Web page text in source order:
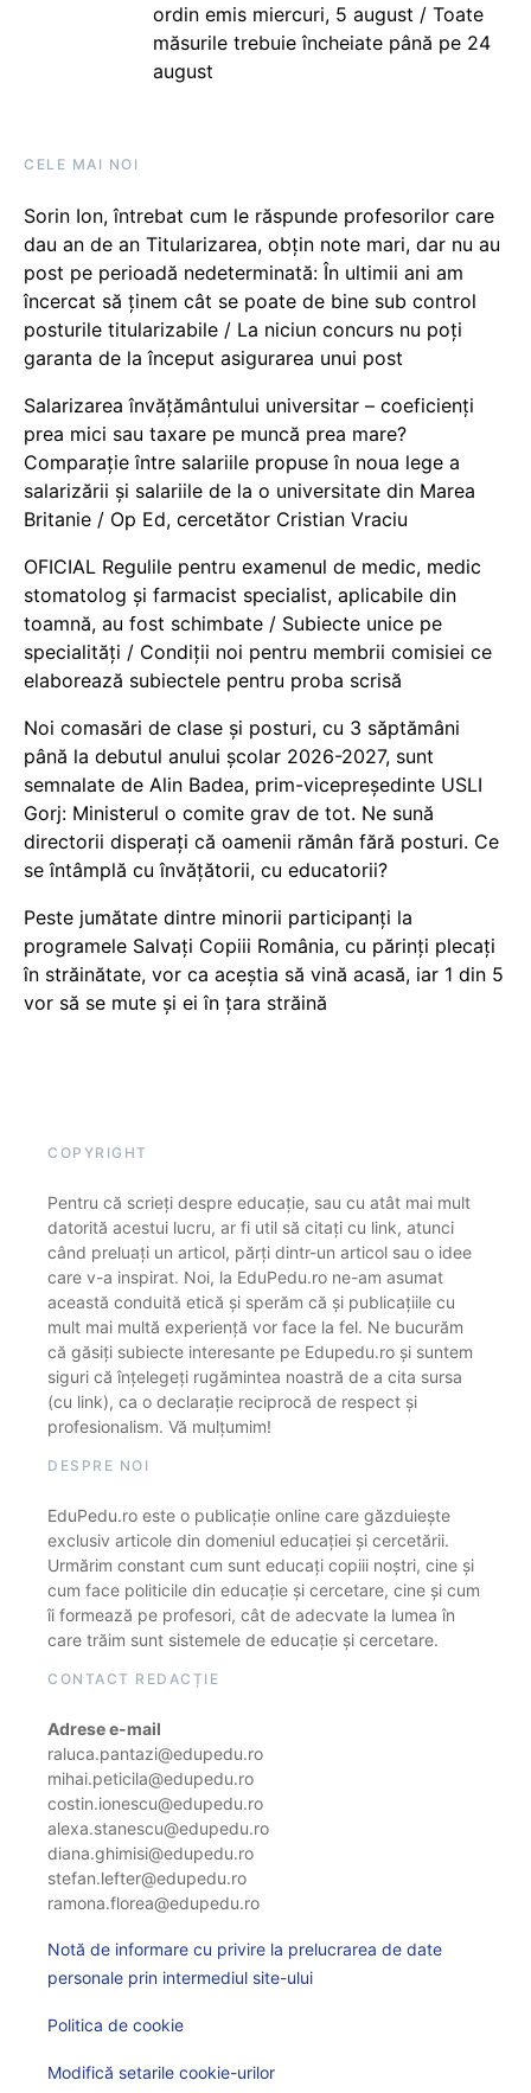
ordin emis miercuri, 5 august / Toate
măsurile trebuie încheiate până pe 24
august
CELE MAI NOI
Sorin Ion, întrebat cum le răspunde profesorilor care
dau an de an Titularizarea, obțin note mari, dar nu au
post pe perioadă nedeterminată: În ultimii ani am
încercat să ținem cât se poate de bine sub control
posturile titularizabile / La niciun concurs nu poți
garanta de la început asigurarea unui post
Salarizarea învățământului universitar – coeficienți
prea mici sau taxare pe muncă prea mare?
Comparație între salariile propuse în noua lege a
salarizării și salariile de la o universitate din Marea
Britanie / Op Ed, cercetător Cristian Vraciu
OFICIAL Regulile pentru examenul de medic, medic
stomatolog și farmacist specialist, aplicabile din
toamnă, au fost schimbate / Subiecte unice pe
specialități / Condiții noi pentru membrii comisiei ce
elaborează subiectele pentru proba scrisă
Noi comasări de clase și posturi, cu 3 săptămâni
până la debutul anului școlar 2026-2027, sunt
semnalate de Alin Badea, prim-vicepreședinte USLI
Gorj: Ministerul o comite grav de tot. Ne sună
directorii disperați că oamenii rămân fără posturi. Ce
se întâmplă cu învățătorii, cu educatorii?
Peste jumătate dintre minorii participanți la
programele Salvați Copiii România, cu părinți plecați
în străinătate, vor ca aceștia să vină acasă, iar 1 din 5
vor să se mute și ei în țara străină
COPYRIGHT
Pentru că scrieți despre educație, sau cu atât mai mult
datorită acestui lucru, ar fi util să citați cu link, atunci
când preluați un articol, părți dintr-un articol sau o idee
care v-a inspirat. Noi, la EduPedu.ro ne-am asumat
această conduită etică și sperăm că și publicațiile cu
mult mai multă experiență vor face la fel. Ne bucurăm
că găsiți subiecte interesante pe Edupedu.ro și suntem
siguri că înțelegeți rugămintea noastră de a cita sursa
(cu link), ca o declarație reciprocă de respect și
profesionalism. Vă mulțumim!
DESPRE NOI
EduPedu.ro este o publicație online care găzduiește
exclusiv articole din domeniul educației și cercetării.
Urmărim constant cum sunt educați copiii noștri, cine și
cum face politicile din educație și cercetare, cine și cum
îi formează pe profesori, cât de adecvate la lumea în
care trăim sunt sistemele de educație și cercetare.
CONTACT REDACȚIE
Adrese e-mail
raluca.pantazi@edupedu.ro
mihai.peticila@edupedu.ro
costin.ionescu@edupedu.ro
alexa.stanescu@edupedu.ro
diana.ghimisi@edupedu.ro
stefan.lefter@edupedu.ro
ramona.florea@edupedu.ro
Notă de informare cu privire la prelucrarea de date
personale prin intermediul site-ului
Politica de cookie
Modifică setarile cookie-urilor